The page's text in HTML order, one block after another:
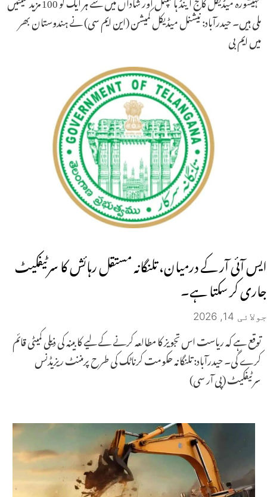
ملی ہیں۔ حیدرآباد: نیشنل میڈیکل کمیشن (این ایم سی) نے ہندوستان بھر
میں ایم بی
ایس آئی آر کے درمیان، تلنگانہ مستقل رہائش کا سرٹیفکیٹ
جاری کر سکتا ہے۔
جولائی 14, 2026
توقع ہے کہ ریاست اس تجویز کا مطالعہ کرنے کے لیے کابینہ کی ذیلی کمیٹی قائم
کرے گی۔ حیدرآباد: تلنگانہ حکومت کرناٹک کی طرح پرمننٹ ریزیڈنس
سرٹیفکیٹ (پی آر سی)